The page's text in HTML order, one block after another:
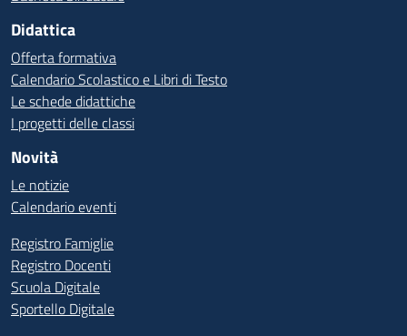
Didattica
Offerta formativa
Calendario Scolastico e Libri di Testo
Le schede didattiche
I progetti delle classi
Novità
Le notizie
Calendario eventi
Registro Famiglie
Registro Docenti
Scuola Digitale
Sportello Digitale